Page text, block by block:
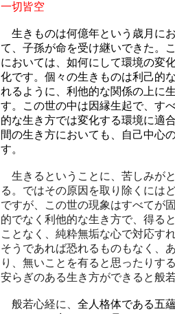
一切皆空
生きものは何億年という歳月に
て、子孫が命を受け継いできた。
においては、如何にして環境の変
化です。個々の生きものは利己的
れるように、利他的な関係の上に
す。この世の中は因縁生起で、す
的な生き方では変化する環境に適
間の生き方においても、自己中心
す。
生きるということに、苦しみが
る。ではその原因を取り除くには
ですが、この世の現象はすべてが
的でなく利他的な生き方で、得る
ことなく、純粋無垢な心で対応す
そうであれば恐れるものもなく、
り、無いことを有ると思ったりす
安らぎのある生き方ができると般
般若心経に、 全人格体である五